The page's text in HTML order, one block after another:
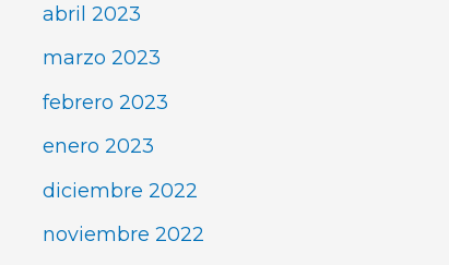
abril 2023
marzo 2023
febrero 2023
enero 2023
diciembre 2022
noviembre 2022